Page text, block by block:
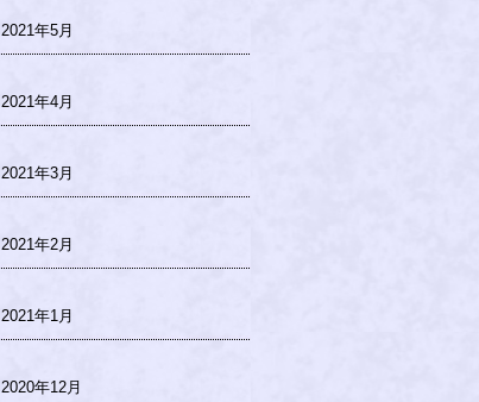
2021年5月
2021年4月
2021年3月
2021年2月
2021年1月
2020年12月